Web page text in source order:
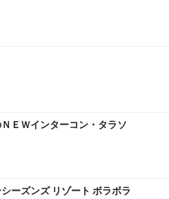
ＥＷインターコン・タラソ
ーズンズ リゾート ボラボラ